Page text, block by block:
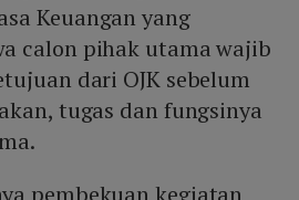
Keuangan yang
calon pihak utama wajib
dari OJK sebelum
tugas dan fungsinya
pembekuan kegiatan